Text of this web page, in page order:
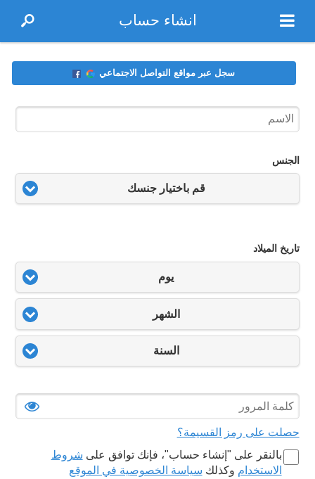
انشاء حساب
سجل عبر مواقع التواصل الاجتماعي
الجنس
قم باختيار جنسك
تاريخ الميلاد
يوم
الشهر
السنة
حصلت على رمز القسيمة؟
بالنقر على "‏إنشاء حساب‏"، فإنك توافق على شروط
الاستخدام وكذلك سياسة الخصوصية في الموقع